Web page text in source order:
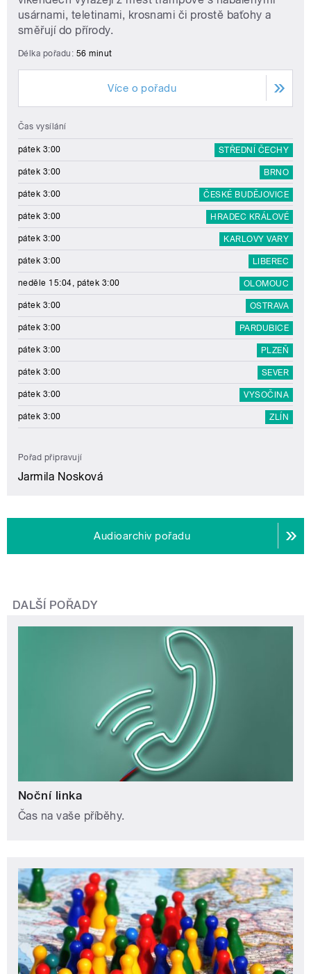
usárnami, teletinami, krosnami či prostě baťohy a
směřují do přírody.
Délka pořadu: 56 minut
Více o pořadu
Čas vysílání
pátek 3:00 STŘEDNÍ ČECHY
pátek 3:00 BRNO
pátek 3:00 ČESKÉ BUDĚJOVICE
pátek 3:00 HRADEC KRÁLOVÉ
pátek 3:00 KARLOVY VARY
pátek 3:00 LIBEREC
neděle 15:04, pátek 3:00 OLOMOUC
pátek 3:00 OSTRAVA
pátek 3:00 PARDUBICE
pátek 3:00 PLZEŇ
pátek 3:00 SEVER
pátek 3:00 VYSOČINA
pátek 3:00 ZLÍN
Pořad připravují
Jarmila Nosková
Audioarchiv pořadu
DALŠÍ POŘADY
Noční linka
Čas na vaše příběhy.